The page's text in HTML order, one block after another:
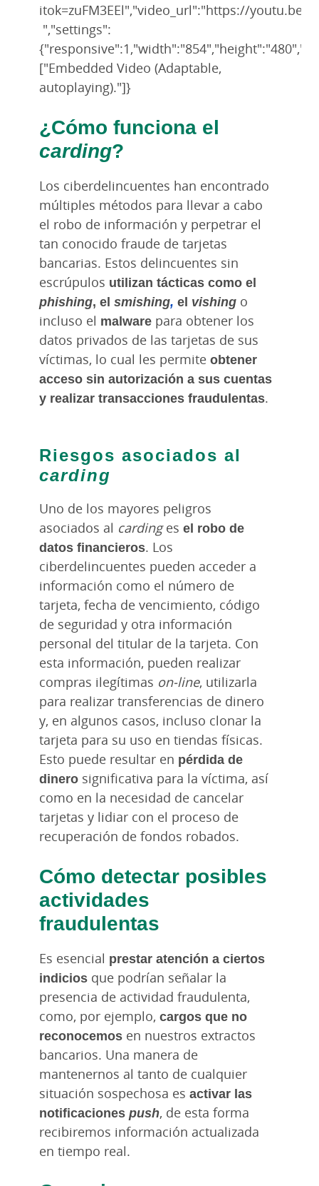
itok=zuFM3EEl","video_url":"https://youtu.be/
","settings":
["Embedded Video (Adaptable,
autoplaying)."]}
¿Cómo funciona el
carding?
Los ciberdelincuentes han encontrado
múltiples métodos para llevar a cabo
el robo de información y perpetrar el
tan conocido fraude de tarjetas
bancarias. Estos delincuentes sin
escrúpulos utilizan tácticas como el
phishing, el smishing, el vishing o
incluso el malware para obtener los
datos privados de las tarjetas de sus
víctimas, lo cual les permite obtener
acceso sin autorización a sus cuentas
y realizar transacciones fraudulentas.
Riesgos asociados al
carding
Uno de los mayores peligros
asociados al cardinges el robo de
datos financieros. Los
ciberdelincuentes pueden acceder a
información como el número de
tarjeta, fecha de vencimiento, código
de seguridad y otra información
personal del titular de la tarjeta. Con
esta información, pueden realizar
compras ilegítimas on-line, utilizarla
para realizar transferencias de dinero
y, en algunos casos, incluso clonar la
tarjeta para su uso en tiendas físicas.
Esto puede resultar en pérdida de
dinero significativa para la víctima, así
como en la necesidad de cancelar
tarjetas y lidiar con el proceso de
recuperación de fondos robados.
Cómo detectar posibles
actividades
fraudulentas
Es esencial prestar atención a ciertos
indicios que podrían señalar la
presencia de actividad fraudulenta,
como, por ejemplo, cargos que no
reconocemos en nuestros extractos
bancarios. Una manera de
mantenernos al tanto de cualquier
situación sospechosa es activar las
notificaciones push, de esta forma
recibiremos información actualizada
en tiempo real.